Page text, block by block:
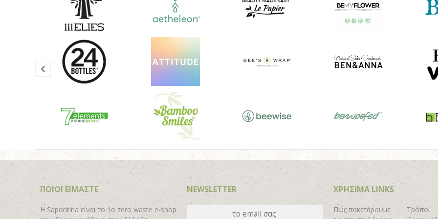
ΠΟΙΟΙ ΕΙΜΑΣΤΕ
H Sapontina είναι το 1ο zero waste e-shop
NEWSLETTER ΧΡΗΣΙΜΑ LINKS
Πώς πακετάρουμε
Τρόποι